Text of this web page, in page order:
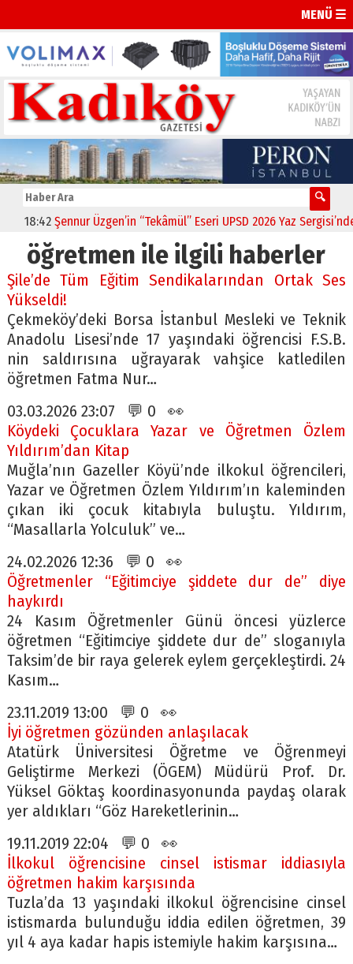
MENÜ ☰
18:42 Şennur Üzgen’in “Tekâmül” Eseri UPSD 2026 Yaz Sergisi’nde
öğretmen ile ilgili haberler
Şile’de Tüm Eğitim Sendikalarından Ortak Ses
Yükseldi!
Çekmeköy’deki Borsa İstanbul Mesleki ve Teknik
Anadolu Lisesi’nde 17 yaşındaki öğrencisi F.S.B.
nin saldırısına uğrayarak vahşice katledilen
öğretmen Fatma Nur…
03.03.2026 23:07 💬 0 👀
Köydeki Çocuklara Yazar ve Öğretmen Özlem
Yıldırım’dan Kitap
Muğla’nın Gazeller Köyü’nde ilkokul öğrencileri,
Yazar ve Öğretmen Özlem Yıldırım’ın kaleminden
çıkan iki çocuk kitabıyla buluştu. Yıldırım,
“Masallarla Yolculuk” ve…
24.02.2026 12:36 💬 0 👀
Öğretmenler “Eğitimciye şiddete dur de” diye
haykırdı
24 Kasım Öğretmenler Günü öncesi yüzlerce
öğretmen “Eğitimciye şiddete dur de” sloganıyla
Taksim’de bir raya gelerek eylem gerçekleştirdi. 24
Kasım…
23.11.2019 13:00 💬 0 👀
İyi öğretmen gözünden anlaşılacak
Atatürk Üniversitesi Öğretme ve Öğrenmeyi
Geliştirme Merkezi (ÖGEM) Müdürü Prof. Dr.
Yüksel Göktaş koordinasyonunda paydaş olarak
yer aldıkları “Göz Hareketlerinin…
19.11.2019 22:04 💬 0 👀
İlkokul öğrencisine cinsel istismar iddiasıyla
öğretmen hakim karşısında
Tuzla’da 13 yaşındaki ilkokul öğrencisine cinsel
istismarda bulunduğu iddia edilen öğretmen, 39
yıl 4 aya kadar hapis istemiyle hakim karşısına…